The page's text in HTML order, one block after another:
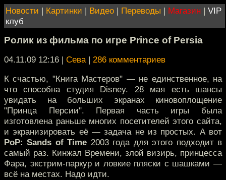
Новости | Картинки | Видео | Переводы | Магазин | VIP
клуб
Ролик из фильма по игре Prince of Persia
04.11.09 12:16 | Сева| 286 комментариев
К счастью, "Книга Мастеров" — не единственное, на
что способна студия Disney. 28 мая есть шансы
увидать на больших экранах киновоплощение
"Принца Персии". Первая часть игры была
изготовлена раньше многих посетителей этого сайта,
и экранизировать её — задача не из простых. А вот
PoP: Sands of Time 2003 года для этого подходит в
самый раз. Кинжал Времени, злой визирь, принцесса
Фара, экстрим-паркур и ловкие пляски с шашками —
всё на местах. Надо идти.